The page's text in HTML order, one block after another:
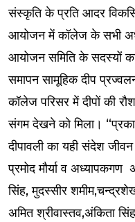
संस्कृति के प्रति आदर
आयोजन में कॉलेज के सभी
आयोजन समिति के सदस्यों का
समापन सामूहिक दीप
कॉलेज परिसर में दीपों की
संगम देखने को मिला।
दीपावली का यही संदेश
प्रमोद मौर्या व
सिंह, मुदस्सीर
अमित श्रीवास्तव,अंकिता